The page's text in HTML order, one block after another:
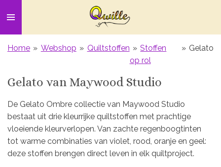
direct
naar
de
Home » Webshop » Quiltstoffen » Stoffen
op rol
» Gelato
Gelato van Maywood Studio
De Gelato Ombre collectie van Maywood Studio
bestaat uit drie kleurrijke quiltstoffen met prachtige
vloeiende kleurverlopen. Van zachte regenboogtinten
tot warme combinaties van violet, rood, oranje en geel:
deze stoffen brengen direct leven in elk quiltproject.